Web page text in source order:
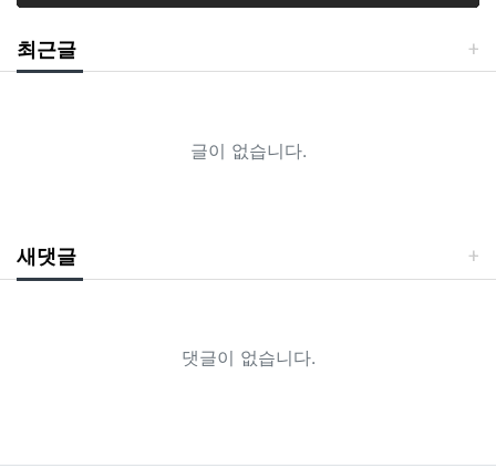
최근글
글이 없습니다.
새댓글
댓글이 없습니다.